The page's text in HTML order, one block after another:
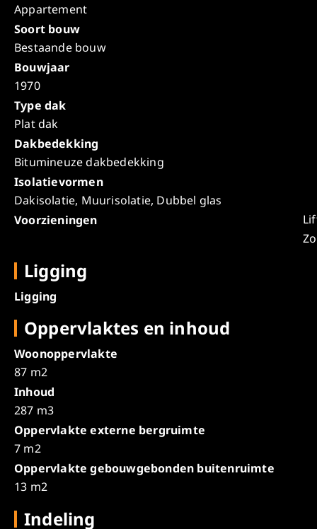
Appartement
Soort bouw
Bestaande bouw
Bouwjaar
1970
Type dak
Plat dak
Dakbedekking
Bitumineuze dakbedekking
Isolatievormen
Dakisolatie, Muurisolatie, Dubbel glas
Voorzieningen
Ligging
Ligging
Oppervlaktes en inhoud
Woonoppervlakte
87 m2
Inhoud
287 m3
Oppervlakte externe bergruimte
7 m2
Oppervlakte gebouwgebonden buitenruimte
13 m2
Indeling